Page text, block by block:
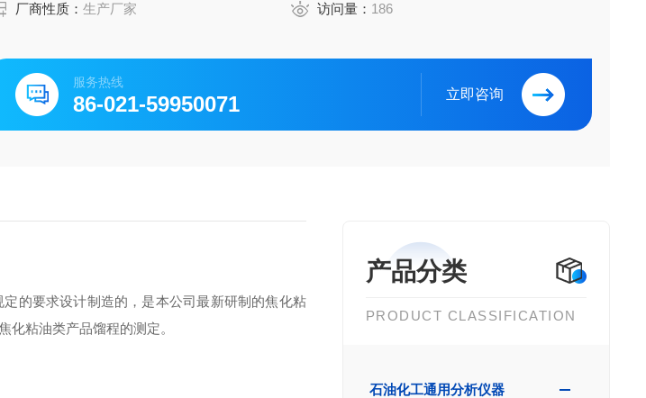
厂商性质：生产厂家 访问量： 186
服务热线
86-021-59950071 立即咨询
产品分类
PRODUCT CLASSIFICATION
石油化工通用分析仪器
的要求设计制造的，是本公司最新研制的焦化粘
粘油类产品馏程的测定。